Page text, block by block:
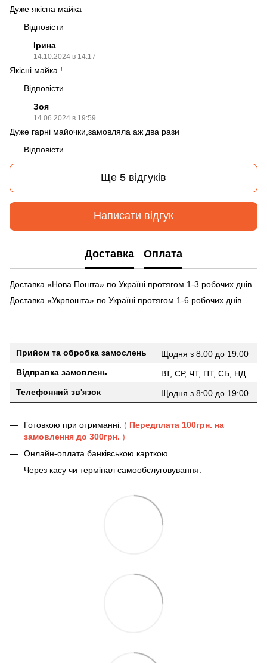
Дуже якісна майка
Відповісти
Ірина
14.10.2024 в 14:17
Якісні майка !
Відповісти
Зоя
14.06.2024 в 19:59
Дуже гарні майочки,замовляла аж два рази
Відповісти
Ще 5 відгуків
Написати відгук
Доставка Оплата
Доставка «Нова Пошта» по Україні протягом 1-3 робочих днів
Доставка «Укрпошта» по Україні протягом 1-6 робочих днів
Прийом та обробка замослень
Щодня з 8:00 до 19:00
Відправка замовлень
ВТ, СР, ЧТ, ПТ, СБ, НД
Телефонний зв'язок
Щодня з 8:00 до 19:00
Готовкою при отриманні. ( Передплата 100грн. на
замовлення до 300грн. )
Онлайн-оплата банківською карткою
Через касу чи термінал самообслуговування.